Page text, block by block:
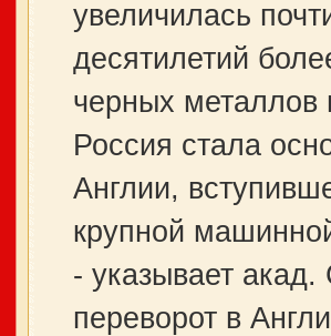
увеличилась
десятилетий
черных металлов
Россия стала
Англии,
крупной
- указывает
переворот в